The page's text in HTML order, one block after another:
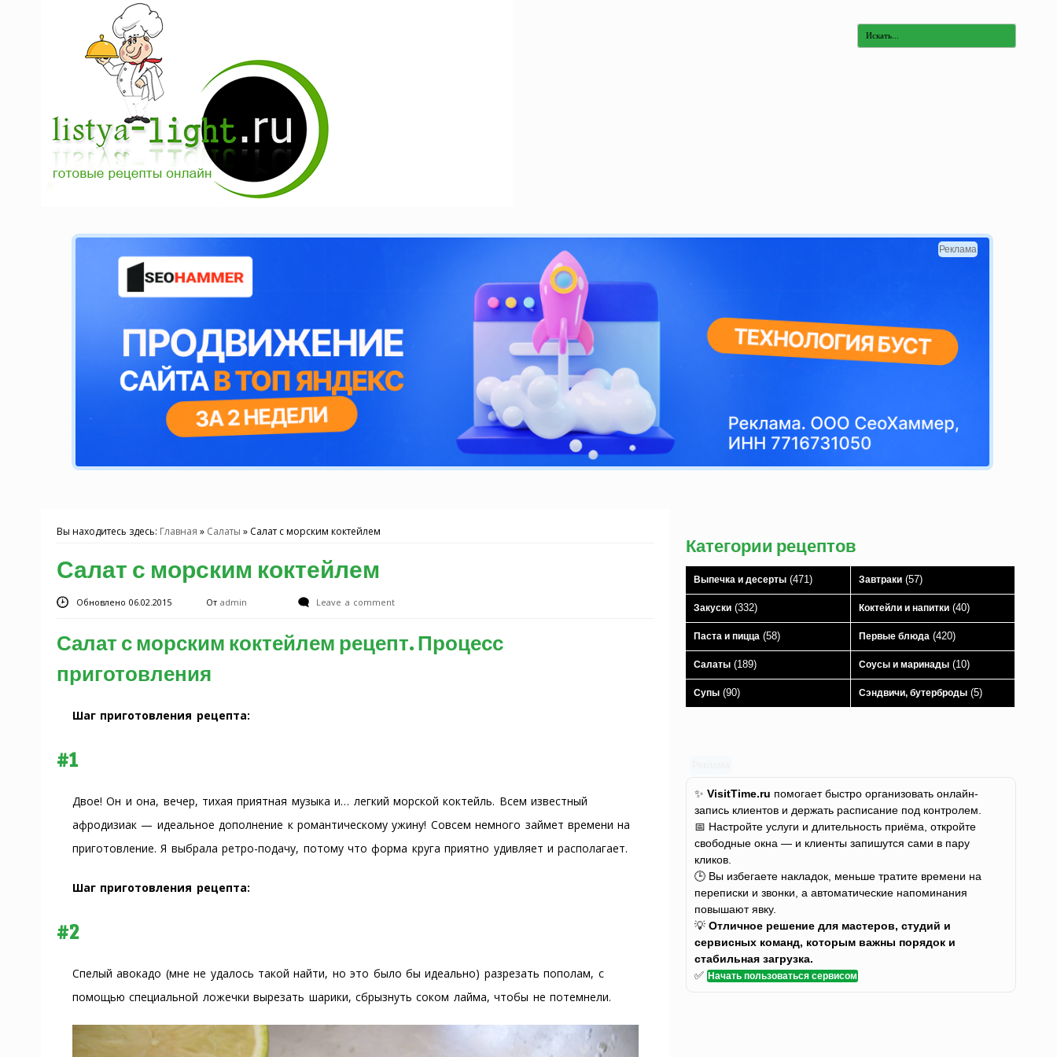
Реклама
Вы находитесь здесь: Главная » Салаты » Салат с морским коктейлем
Салат с морским коктейлем
Обновлено 06.02.2015 Отadmin Leave a comment
Салат с морским коктейлем рецепт. Процесс
приготовления
Шаг приготовления рецепта:
#1
Двое! Он и она, вечер, тихая приятная музыка и… легкий морской коктейль. Всем известный
афродизиак — идеальное дополнение к романтическому ужину! Совсем немного займет времени на
приготовление. Я выбрала ретро-подачу, потому что форма круга приятно удивляет и располагает.
Шаг приготовления рецепта:
#2
Спелый авокадо (мне не удалось такой найти, но это было бы идеально) разрезать пополам, с
помощью специальной ложечки вырезать шарики, сбрызнуть соком лайма, чтобы не потемнели.
Категории рецептов
Выпечка и десерты (471) Завтраки(57)
Закуски (332) Коктейли и напитки(40)
Паста и пицца (58) Первые блюда (420)
Салаты (189) Соусы и маринады(10)
Супы (90) Сэндвичи, бутерброды(5)
✨ VisitTime.ru помогает быстро организовать онлайн-
запись клиентов и держать расписание под контролем.
📅 Настройте услуги и длительность приёма, откройте
свободные окна — и клиенты запишутся сами в пару
кликов.
🕒 Вы избегаете накладок, меньше тратите времени на
переписки и звонки, а автоматические напоминания
повышают явку.
💡 Отличное решение для мастеров, студий и
сервисных команд, которым важны порядок и
стабильная загрузка.
✅ Начать пользоваться сервисом